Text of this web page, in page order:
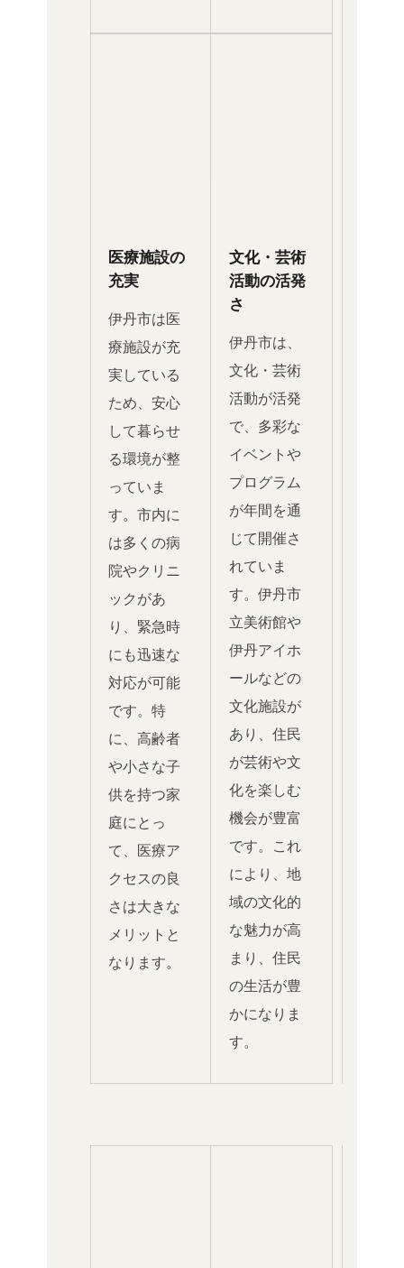
医療施設の
充実
伊丹市は医
療施設が充
実している
ため、安心
して暮らせ
る環境が整
っていま
す。市内に
は多くの病
院やクリニ
ックがあ
り、緊急時
にも迅速な
対応が可能
です。特
に、高齢者
や小さな子
供を持つ家
庭にとっ
て、医療ア
クセスの良
さは大きな
メリットと
なります。
文化・芸術
活動の活発
さ
伊丹市は、
文化・芸術
活動が活発
で、多彩な
イベントや
プログラム
が年間を通
じて開催さ
れていま
す。伊丹市
立美術館や
伊丹アイホ
ールなどの
文化施設が
あり、住民
が芸術や文
化を楽しむ
機会が豊富
です。これ
により、地
域の文化的
な魅力が高
まり、住民
の生活が豊
かになりま
す。